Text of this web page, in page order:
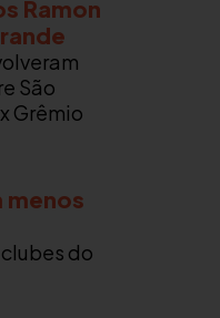
Ramon
São
Grêmio
menos
do